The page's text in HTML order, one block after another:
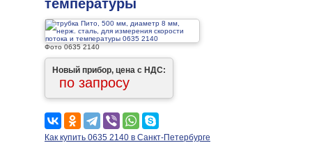
температуры
Фото 0635 2140
Новый прибор, цена с НДС:
по запросу
Как купить 0635 2140 в Санкт-Петербурге